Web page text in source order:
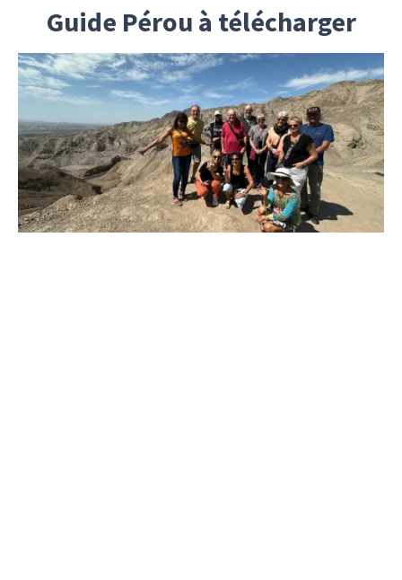
Guide Pérou à télécharger
Nos experts du Pérou ont créé un guide fascinant
sur le Pérou et sur ses incontournables, ainsi que
des conseils pour préparer au mieux votre
voyage. Remplissez simplement vos coordonnées
pour recevoir votre guide.